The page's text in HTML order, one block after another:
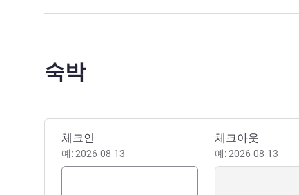
Elodie VILLAYES 호텔 관리
숙박
이 호텔 예약하기
체크인
예: 2026-08-13
체크아웃
예: 2026-08-13